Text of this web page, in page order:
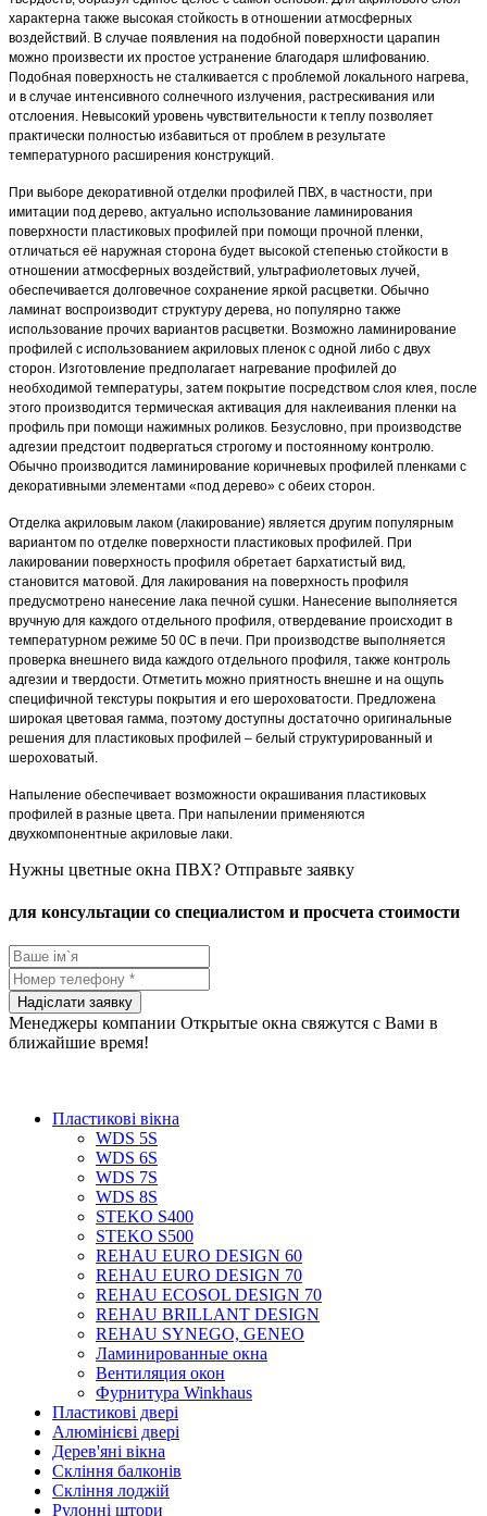
характерна также высокая стойкость в отношении атмосферных
воздействий. В случае появления на подобной поверхности царапин
можно произвести их простое устранение благодаря шлифованию.
Подобная поверхность не сталкивается с проблемой локального нагрева,
и в случае интенсивного солнечного излучения, растрескивания или
отслоения. Невысокий уровень чувствительности к теплу позволяет
практически полностью избавиться от проблем в результате
температурного расширения конструкций.
При выборе декоративной отделки профилей ПВХ, в частности, при
имитации под дерево, актуально использование ламинирования
поверхности пластиковых профилей при помощи прочной пленки,
отличаться её наружная сторона будет высокой степенью стойкости в
отношении атмосферных воздействий, ультрафиолетовых лучей,
обеспечивается долговечное сохранение яркой расцветки. Обычно
ламинат воспроизводит структуру дерева, но популярно также
использование прочих вариантов расцветки. Возможно ламинирование
профилей с использованием акриловых пленок с одной либо с двух
сторон. Изготовление предполагает нагревание профилей до
необходимой температуры, затем покрытие посредством слоя клея, после
этого производится термическая активация для наклеивания пленки на
профиль при помощи нажимных роликов. Безусловно, при производстве
адгезии предстоит подвергаться строгому и постоянному контролю.
Обычно производится ламинирование коричневых профилей пленками с
декоративными элементами «под дерево» с обеих сторон.
Отделка акриловым лаком (лакирование) является другим популярным
вариантом по отделке поверхности пластиковых профилей. При
лакировании поверхность профиля обретает бархатистый вид,
становится матовой. Для лакирования на поверхность профиля
предусмотрено нанесение лака печной сушки. Нанесение выполняется
вручную для каждого отдельного профиля, отвердевание происходит в
температурном режиме 50 0С в печи. При производстве выполняется
проверка внешнего вида каждого отдельного профиля, также контроль
адгезии и твердости. Отметить можно приятность внешне и на ощупь
специфичной текстуры покрытия и его шероховатости. Предложена
широкая цветовая гамма, поэтому доступны достаточно оригинальные
решения для пластиковых профилей – белый структурированный и
шероховатый.
Напыление обеспечивает возможности окрашивания пластиковых
профилей в разные цвета. При напылении применяются
двухкомпонентные акриловые лаки.
Нужны цветные окна ПВХ? Отправьте заявку
для консультации со специалистом и просчета стоимости
Менеджеры компании Открытые окна свяжутся с Вами в
ближайшие время!
Пластикові вікна
WDS 5S
WDS 6S
WDS 7S
WDS 8S
STEKO S400
STEKO S500
REHAU EURO DESIGN 60
REHAU EURO DESIGN 70
REHAU ECOSOL DESIGN 70
REHAU BRILLANT DESIGN
REHAU SYNEGO, GENEO
Ламинированные окна
Вентиляция окон
Фурнитура Winkhaus
Пластикові двері
Алюмінієві двері
Дерев'яні вікна
Скління балконів
Скління лоджій
Рулонні штори